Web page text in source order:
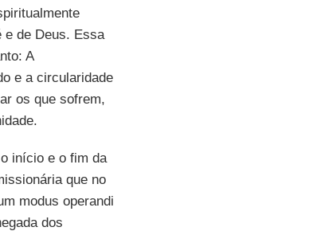
e de Deus. Essa
A
e a circularidade
os que sofrem,
início e o fim da
que no
modus operandi
dos